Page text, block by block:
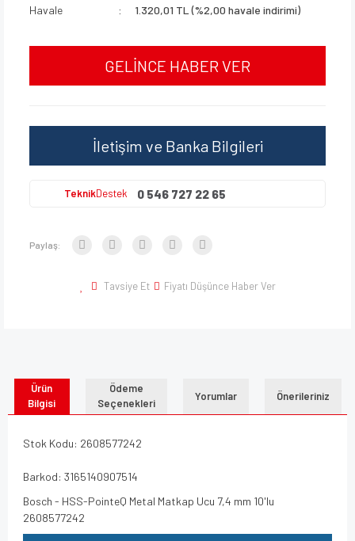
Havale
1.320,01 TL (%2,00 havale indirimi)
GELİNCE HABER VER
İletişim ve Banka Bilgileri
TeknikDestek 0 546 727 22 65
Paylaş:
Tavsiye Et Fiyatı Düşünce Haber Ver
Ürün
Bilgisi
Ödeme
Seçenekleri
Yorumlar Önerileriniz
Stok Kodu: 2608577242
Barkod: 3165140907514
Bosch - HSS-PointeQ Metal Matkap Ucu 7,4 mm 10'lu
2608577242